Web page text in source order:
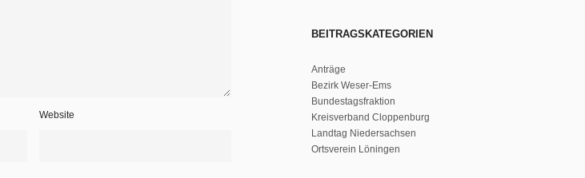
Website
BEITRAGSKATEGORIEN
Anträge
Bezirk Weser-Ems
Bundestagsfraktion
Kreisverband Cloppenburg
Landtag Niedersachsen
Ortsverein Löningen